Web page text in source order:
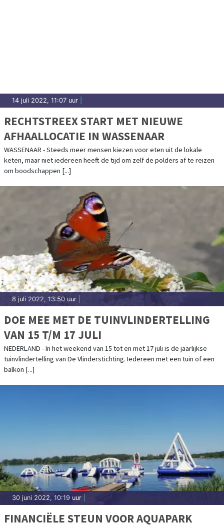
14 juli 2022, 11:07 uur
RECHTSTREEX START MET NIEUWE
AFHAALLOCATIE IN WASSENAAR
WASSENAAR - Steeds meer mensen kiezen voor eten uit de lokale
keten, maar niet iedereen heeft de tijd om zelf de polders af te reizen
om boodschappen [...]
8 juli 2022, 13:50 uur
DOE MEE MET DE TUINVLINDERTELLING
VAN 15 T/M 17 JULI
NEDERLAND - In het weekend van 15 tot en met 17 juli is de jaarlijkse
tuinvlindertelling van De Vlinderstichting. Iedereen met een tuin of een
balkon [...]
30 juni 2022, 10:19 uur
FINANCIËLE STEUN VOOR AQUAPARK